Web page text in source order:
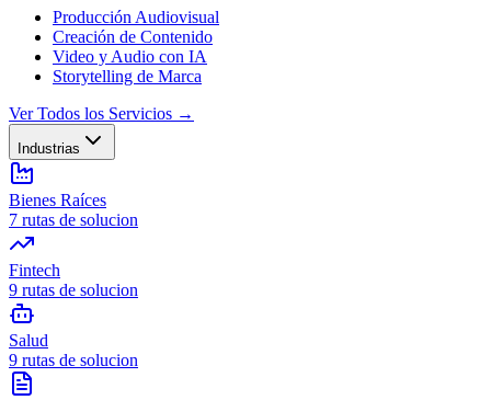
Producción Audiovisual
Creación de Contenido
Video y Audio con IA
Storytelling de Marca
Ver Todos los Servicios →
Industrias
Bienes Raíces
7 rutas de solucion
Fintech
9 rutas de solucion
Salud
9 rutas de solucion